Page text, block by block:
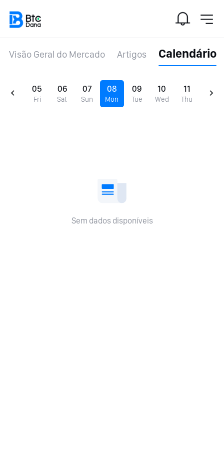
Visão Geral do Mercado Artigos Calendário
05
Fri
06
Sat
07
Sun
08
Mon
09
Tue
10
Wed
11
Thu
Sem dados disponíveis